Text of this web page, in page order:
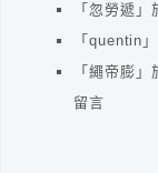
「 忽勞遞 」
「 quentin
「 繩帝膨 」
留言